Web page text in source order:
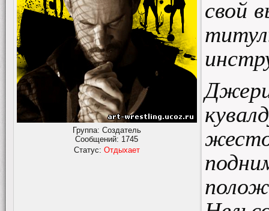
Группа: Создатель
Сообщений: 1745
Статус: Отдыхает
свой